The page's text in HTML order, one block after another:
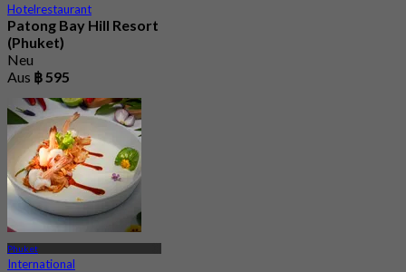
Hotelrestaurant
Patong Bay Hill Resort
(Phuket)
Neu
Aus ฿ 595
Phuket
International